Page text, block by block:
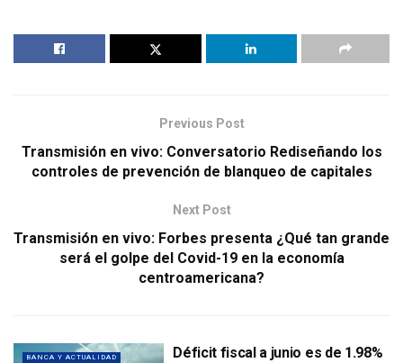
Previous Post
Transmisión en vivo: Conversatorio Rediseñando los
controles de prevención de blanqueo de capitales
Next Post
Transmisión en vivo: Forbes presenta ¿Qué tan grande
será el golpe del Covid-19 en la economía
centroamericana?
BANCA Y ACTUALIDAD
Déficit fiscal a junio es de 1.98%